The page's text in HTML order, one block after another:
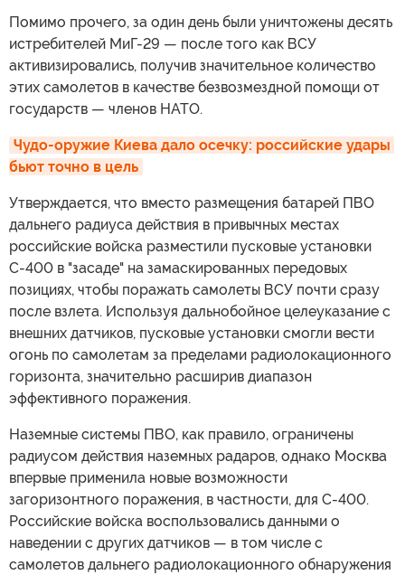
Помимо прочего, за один день были уничтожены десять
истребителей МиГ-29 — после того как ВСУ
активизировались, получив значительное количество
этих самолетов в качестве безвозмездной помощи от
государств — членов НАТО.
Чудо-оружие Киева дало осечку: российские удары
бьют точно в цель
Утверждается, что вместо размещения батарей ПВО
дальнего радиуса действия в привычных местах
российские войска разместили пусковые установки
С-400 в "засаде" на замаскированных передовых
позициях, чтобы поражать самолеты ВСУ почти сразу
после взлета. Используя дальнобойное целеуказание с
внешних датчиков, пусковые установки смогли вести
огонь по самолетам за пределами радиолокационного
горизонта, значительно расширив диапазон
эффективного поражения.
Наземные системы ПВО, как правило, ограничены
радиусом действия наземных радаров, однако Москва
впервые применила новые возможности
загоризонтного поражения, в частности, для С-400.
Российские войска воспользовались данными о
наведении с других датчиков — в том числе с
самолетов дальнего радиолокационного обнаружения